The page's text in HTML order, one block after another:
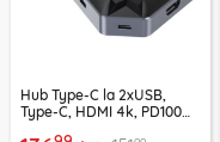
Hub Type-C la 2xUSB,
Type-C, HDMI 4k, PD100W,